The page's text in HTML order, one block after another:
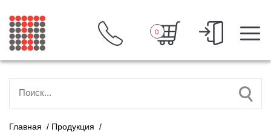
0
Главная / Продукция /